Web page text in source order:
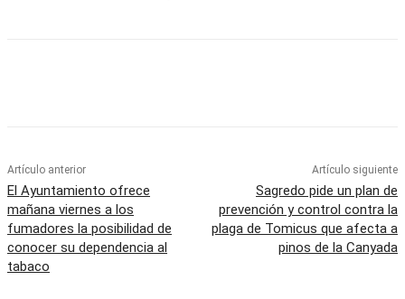
Artículo anterior
El Ayuntamiento ofrece
mañana viernes a los
fumadores la posibilidad de
conocer su dependencia al
tabaco
Artículo siguiente
Sagredo pide un plan de
prevención y control contra la
plaga de Tomicus que afecta a
pinos de la Canyada